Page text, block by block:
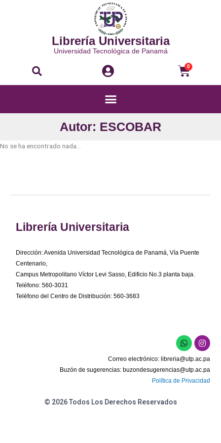
Librería Universitaria
Universidad Tecnológica de Panamá
Buscar 0
Menú
Autor: ESCOBAR
No se ha encontrado nada...
Librería Universitaria
Dirección: Avenida Universidad Tecnológica de Panamá, Vía Puente
Centenario,
Campus Metropolitano Víctor Levi Sasso, Edificio No.3 planta baja.
Teléfono: 560-3031
Teléfono del Centro de Distribución: 560-3683
W
h
a
t
s
a
p
I
n
s
t
a
g
r
Correo electrónico: libreria@utp.ac.pa
Buzón de sugerencias: buzondesugerencias@utp.ac.pa
Política de Privacidad
© 2026 Todos Los Derechos Reservados